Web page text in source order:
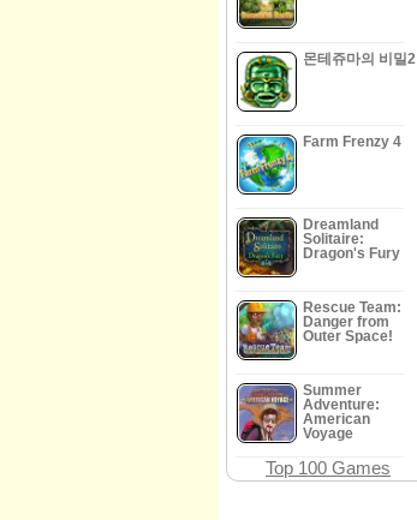
몬테쥬마의 비밀2
Farm Frenzy 4
Dreamland
Solitaire:
Dragon's Fury
Rescue Team:
Danger from
Outer Space!
Summer
Adventure:
American
Voyage
Top 100 Games